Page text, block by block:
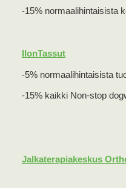
-15% normaalihintaisista
IlonTassut
-5% normaalihintaisista
-15% kaikki Non-stop
Jalkaterapiakeskus